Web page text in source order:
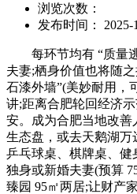
浏览次数：
发布时间： 2025-
每环节均有 “质量逃
夫妻;栖身价值也将随
石漆外墙”(美妙耐用，
讲;距离合肥轮回经济
安。成为合肥当地改善
生态盘，或去天鹅湖
乒乓球桌、棋牌桌、健
独身或新婚夫妻(预算
臻园 95㎡两居;让财产